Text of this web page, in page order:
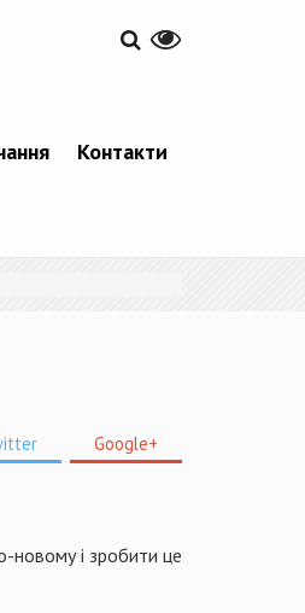
Контакти
Google+
новому і зробити це